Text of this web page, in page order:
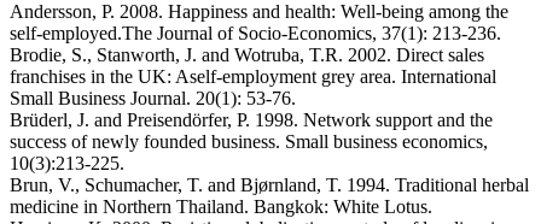
Andersson, P. 2008. Happiness and health: Well-being among the
self-employed.The Journal of Socio-Economics, 37(1): 213-236.
Brodie, S., Stanworth, J. and Wotruba, T.R. 2002. Direct sales
franchises in the UK: Aself-employment grey area. International
Small Business Journal. 20(1): 53-76.
Brüderl, J. and Preisendörfer, P. 1998. Network support and the
success of newly founded business. Small business economics,
10(3):213-225.
Brun, V., Schumacher, T. and Bjørnland, T. 1994. Traditional herbal
medicine in Northern Thailand. Bangkok: White Lotus.